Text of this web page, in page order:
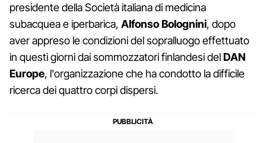
presidente della Società italiana di medicina
subacquea e iperbarica, Alfonso Bolognini, dopo
aver appreso le condizioni del sopralluogo effettuato
in questi giorni dai sommozzatori finlandesi delDAN
Europe, l'organizzazione che ha condotto la difficile
ricerca dei quattro corpi dispersi.